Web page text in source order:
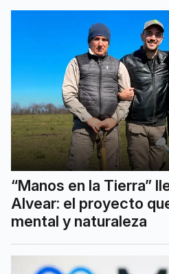
“Manos en la Tierra”
Alvear: el proyecto
mental y naturaleza